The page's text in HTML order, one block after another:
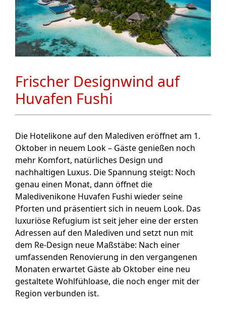
Frischer Designwind auf
Huvafen Fushi
Die Hotelikone auf den Malediven eröffnet am 1.
Oktober in neuem Look – Gäste genießen noch
mehr Komfort, natürliches Design und
nachhaltigen Luxus. Die Spannung steigt: Noch
genau einen Monat, dann öffnet die
Maledivenikone Huvafen Fushi wieder seine
Pforten und präsentiert sich in neuem Look. Das
luxuriöse Refugium ist seit jeher eine der ersten
Adressen auf den Malediven und setzt nun mit
dem Re-Design neue Maßstäbe: Nach einer
umfassenden Renovierung in den vergangenen
Monaten erwartet Gäste ab Oktober eine neu
gestaltete Wohlfühloase, die noch enger mit der
Region verbunden ist.